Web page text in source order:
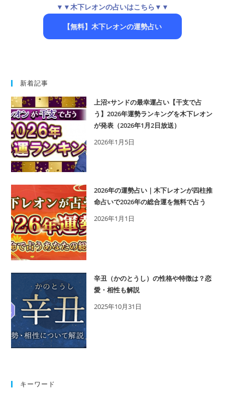
▼▼木下レオンの占いはこちら▼▼
【無料】木下レオンの運勢占い
新着記事
上沼×サンドの最幸運占い【干支で占
う】2026年運勢ランキングを木下レオン
が発表（2026年1月2日放送）
2026年1月5日
2026年の運勢占い｜木下レオンが四柱推
命占いで2026年の総合運を無料で占う
2026年1月1日
辛丑（かのとうし）の性格や特徴は？恋
愛・相性も解説
2025年10月31日
キーワード